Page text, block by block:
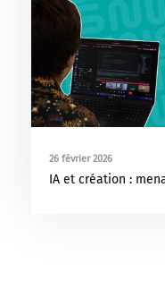
26 février 2026
IA et création :